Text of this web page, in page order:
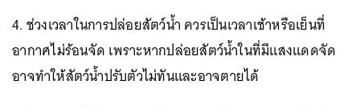
4. ช่วงเวลาในการปล่อยสัตว์น้ำ ควรเป็นเวลาเช้าหรือเย็นที่
อากาศไม่ร้อนจัด เพราะหากปล่อยสัตว์น้ำในที่มีแสงแดดจัด
อาจทำให้สัตว์น้ำปรับตัวไม่ทันและอาจตายได้